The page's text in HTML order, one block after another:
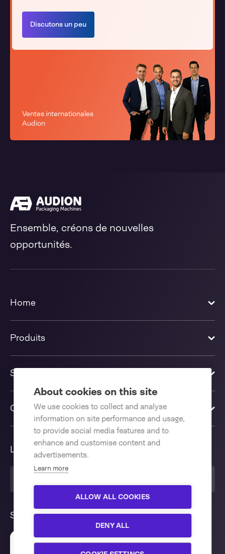
About cookies on this site
We use cookies to collect and analyse
information on site performance and usage,
to provide social media features and to
enhance and customise content and
advertisements.
Learn more
ALLOW ALL COOKIES
DENY ALL
Discutons un peu
Ventes internationales
Audion
Ensemble, créons de nouvelles
opportunités.
Home
Produits
Solutions
Contactez-nous
Langue
Suivez nous
Sur ce site, des cookies et des techniques